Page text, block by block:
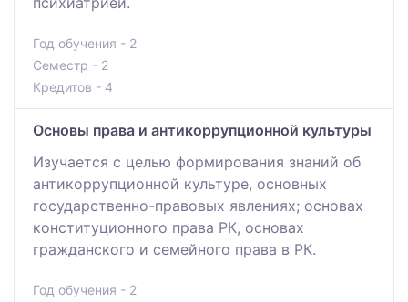
Год обучения - 2
Семестр - 2
Кредитов - 4
Основы права и антикоррупционной культуры
Изучается с целью формирования знаний об
антикоррупционной культуре, основных
государственно-правовых явлениях; основах
конституционного права РК, основах
гражданского и семейного права в РК.
Год обучения - 2